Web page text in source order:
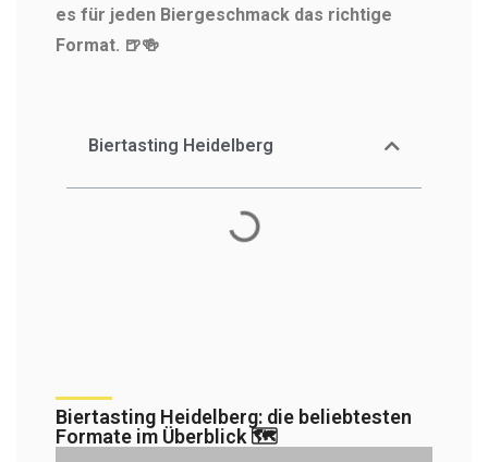
es für jeden Biergeschmack das richtige
Format. 🍺🍻
Biertasting Heidelberg
Biertasting Heidelberg: die beliebtesten
Formate im Überblick 🗺️